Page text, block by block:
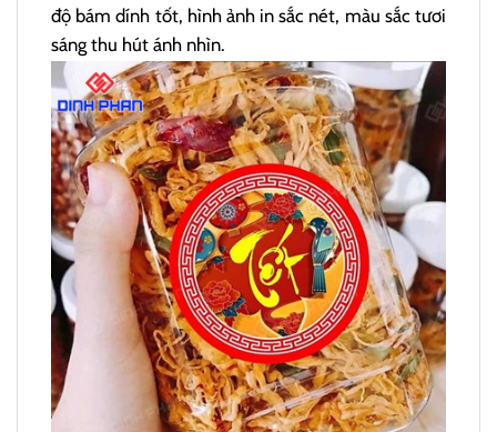
độ bám dính tốt, hình ảnh in sắc nét, màu sắc tươi
sáng thu hút ánh nhìn.